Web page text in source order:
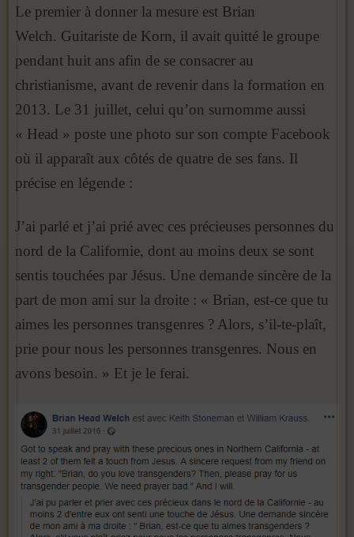
Le premier à donner la mesure est Brian
Welch. Guitariste de Korn, il avait quitté le groupe
pendant huit ans afin de se consacrer au
christianisme, avant de revenir dans la formation en
2013. Le 31 juillet, celui qu’on surnomme aussi
« Head » poste une photo sur son compte Facebook
où il apparaît aux côtés de quatre de ses fans. Il
précise en légende :
J’ai parlé et j’ai prié avec ces précieuses personnes du
nord de la Californie, dont au moins deux se sont
sentis touchées par Jésus. Une demande sincère de la
part de mon ami sur la droite : « Brian, est-ce que tu
aimes les personnes transgenres ? Alors, s’il-te-plaît,
prie pour nous les personnes transgenres. Nous en
avons besoin. » Et je le ferai.